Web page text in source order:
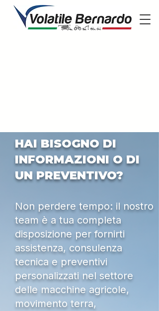
HAI BISOGNO DI
INFORMAZIONI O DI
UN PREVENTIVO?
Non perdere tempo: il nostro
team è a tua completa
disposizione per fornirti
assistenza, consulenza
tecnica e preventivi
personalizzati nel settore
delle macchine agricole,
movimento terra,